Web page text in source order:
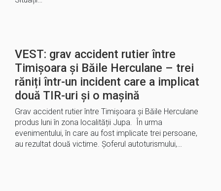
VEST: grav accident rutier între
Timișoara și Băile Herculane – trei
răniți într-un incident care a implicat
două TIR-uri și o mașină
Grav accident rutier între Timișoara și Băile Herculane
produs luni în zona localității Jupa. În urma
evenimentului, în care au fost implicate trei persoane,
au rezultat două victime. Șoferul autoturismului,…